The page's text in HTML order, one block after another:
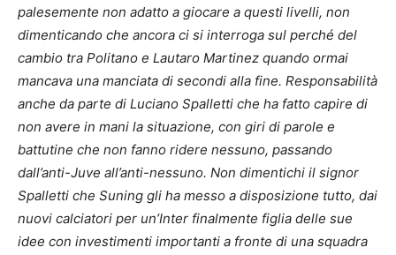
palesemente non adatto a giocare a questi livelli, non
dimenticando che ancora ci si interroga sul perché del
cambio tra Politano e Lautaro Martinez quando ormai
mancava una manciata di secondi alla fine. Responsabilità
anche da parte di Luciano Spalletti che ha fatto capire di
non avere in mani la situazione, con giri di parole e
battutine che non fanno ridere nessuno, passando
dall’anti-Juve all’anti-nessuno. Non dimentichi il signor
Spalletti che Suning gli ha messo a disposizione tutto, dai
nuovi calciatori per un’Inter finalmente figlia delle sue
idee con investimenti importanti a fronte di una squadra